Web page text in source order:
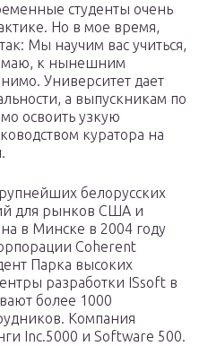
студенты очень
Но в мое время,
Мы научим вас учиться,
к нынешним
Университет дает
а выпускникам по
освоить узкую
куратора на
белорусских
для рынков США и
в Минске в 2004 году
Coherent
Парка высоких
разработки ISsoft в
более 1000
Компания
Inc.5000 и Software 500.